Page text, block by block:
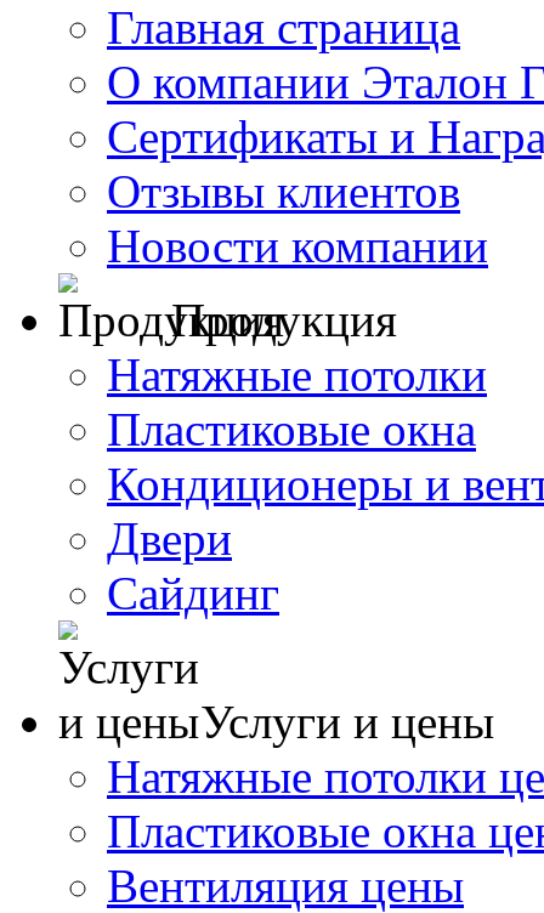
Главная страница
О компании Эталон
Сертификаты и
Отзывы клиентов
Новости компании
Продукция
Натяжные потолки
Пластиковые окна
Кондиционеры и
Двери
Сайдинг
Услуги и цены
Натяжные потолки
Пластиковые окна
Вентиляция цены